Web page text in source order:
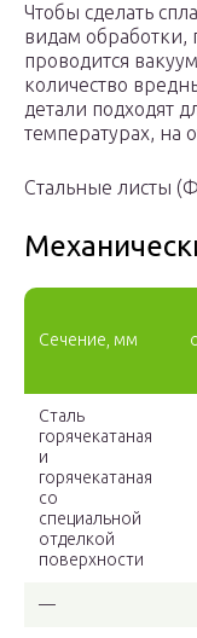
Чтобы сделать
видам
проводится
количество
детали подходят
температурах, на
Стальные листы
Сечение, мм
Сталь
горячекатаная
и
горячекатаная
со
специальной
отделкой
поверхности
—